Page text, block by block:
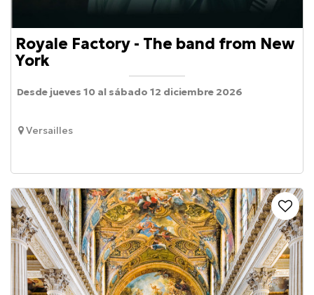
Royale Factory - The band from New
York
Versailles
Desde jueves 10 al sábado 12 diciembre 2026